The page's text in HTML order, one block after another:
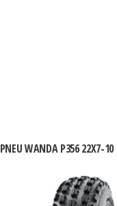
PNEU WANDA P356 22X7-10